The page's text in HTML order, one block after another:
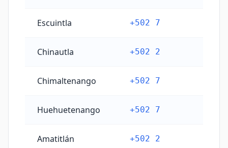
Escuintla +502 7
Chinautla +502 2
Chimaltenango +502 7
Huehuetenango +502 7
Amatitlán +502 2